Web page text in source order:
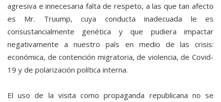
agresiva e innecesaria falta de respeto, a las que tan afecto
es Mr. Truump, cuya conducta inadecuada le es
consustancialmente genética y que pudiera impactar
negativamente a nuestro país en medio de las crisis:
económica, de contención migratoria, de violencia, de Covid-
19 y de polarización política interna.
El uso de la visita como propaganda republicana no se